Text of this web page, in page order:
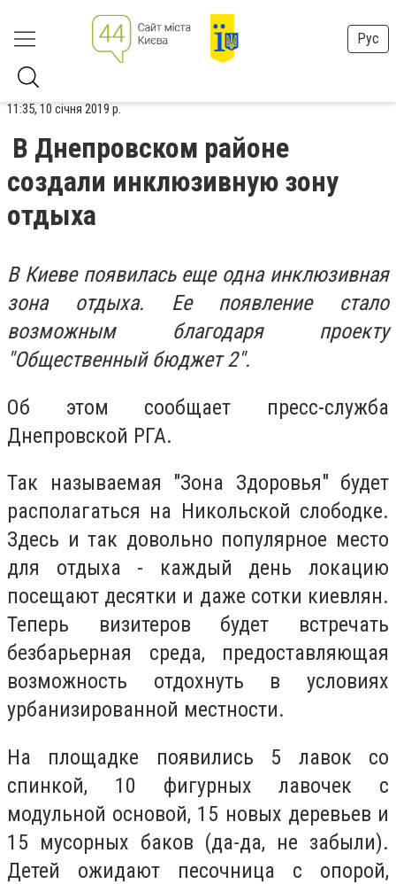
Рус
11:35, 10 січня 2019 р.
В Днепровском районе
создали инклюзивную зону
отдыха
В Киеве появилась еще одна инклюзивная
зона отдыха. Ее появление стало
возможным благодаря проекту
"Общественный бюджет 2".
Об этом сообщает пресс-служба
Днепровской РГА.
Так называемая "Зона Здоровья" будет
располагаться на Никольской слободке.
Здесь и так довольно популярное место
для отдыха - каждый день локацию
посещают десятки и даже сотки киевлян.
Теперь визитеров будет встречать
безбарьерная среда, предоставляющая
возможность отдохнуть в условиях
урбанизированной местности.
На площадке появились 5 лавок со
спинкой, 10 фигурных лавочек с
модульной основой, 15 новых деревьев и
15 мусорных баков (да-да, не забыли).
Детей ожидают песочница с опорой,